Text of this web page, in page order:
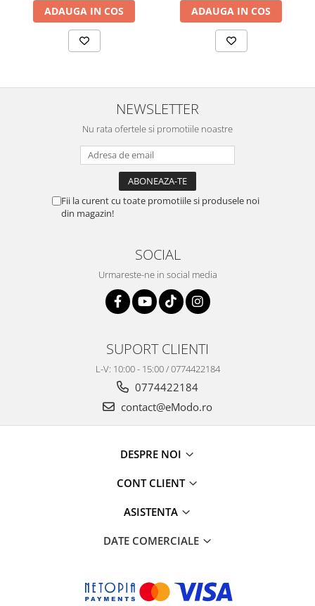
ADAUGA IN COS ADAUGA IN COS
NEWSLETTER
Nu rata ofertele si promotiile noastre
Fii la curent cu toate promotiile si produsele noi
din magazin!
SOCIAL
Urmareste-ne in social media
SUPORT CLIENTI
L-V: 10:00 - 15:00 / 0774422184
0774422184
contact@eModo.ro
DESPRE NOI
CONT CLIENT
ASISTENTA
DATE COMERCIALE